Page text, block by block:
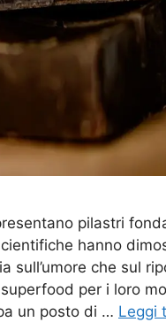
pilastri
hanno
sull’umore che sul
per i loro
un posto di … Leggi